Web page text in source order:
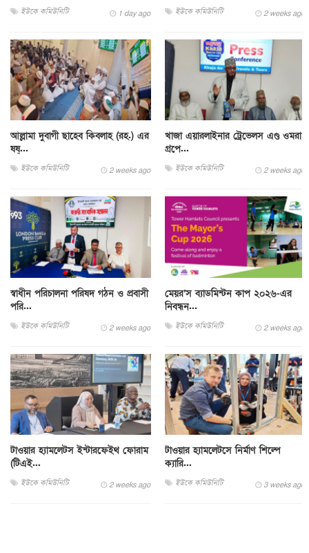
ইউকে কমিউনিটি 1 day ago ইউকে কমিউনিটি 2 weeks ago
আল্লামা দুবাগী ছাহেব কিবলাহ (রহ.) এর
ষষ্...
ইউকে কমিউনিটি 2 weeks ago
খাজা এয়ারলাইনার ট্রেভেলস এণ্ড ওমরা
গ্রপে...
ইউকে কমিউনিটি 2 weeks ago
স্বাধীন পরিচালনা পরিষদ গঠন ও প্রবাসী
পরি...
ইউকে কমিউনিটি 2 weeks ago
মেয়র’স ব্যাডমিন্টন কাপ ২০২৬-এর
নিবন্ধন...
ইউকে কমিউনিটি 2 weeks ago
টাওয়ার হ্যামলেটস ইন্টারফেইথ ফোরাম
(টিএই...
ইউকে কমিউনিটি 2 weeks ago
টাওয়ার হ্যামলেটসে নির্মাণ শিল্পে
ক্যারি...
ইউকে কমিউনিটি 3 weeks ago